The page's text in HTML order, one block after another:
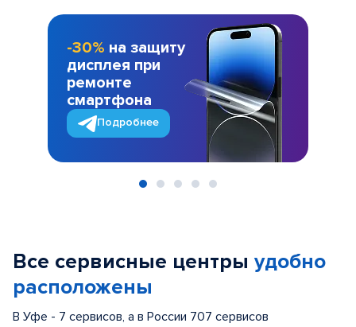
-30% на защиту
дисплея при
ремонте
смартфона
Подробнее
Все сервисные центры удобно
расположены
В Уфе - 7 сервисов, а в России 707 сервисов